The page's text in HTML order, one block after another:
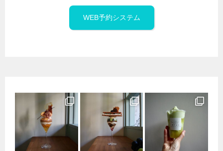
WEB予約システム